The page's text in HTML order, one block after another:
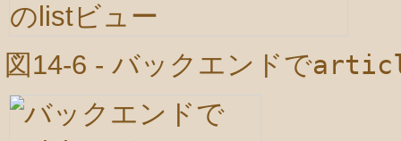
図14-6 - バックエンドで